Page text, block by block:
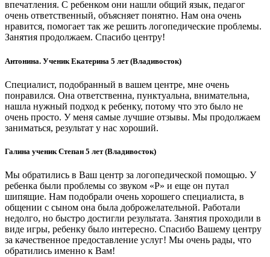
впечатления. С ребенком они нашли общий язык, педагог
очень ответственный, объясняет понятно. Нам она очень
нравится, помогает так же решить логопедические проблемы.
Занятия продолжаем. Спасибо центру!
Антонина. Ученик Екатерина 5 лет (Владивосток)
Специалист, подобранный в вашем центре, мне очень
понравился. Она ответственна, пунктуальна, внимательна,
нашла нужный подход к ребенку, потому что это было не
очень просто. У меня самые лучшие отзывы. Мы продолжаем
заниматься, результат у нас хороший.
Галина ученик Степан 5 лет (Владивосток)
Мы обратились в Ваш центр за логопедической помощью. У
ребенка были проблемы со звуком «Р» и еще он путал
шипящие. Нам подобрали очень хорошего специалиста, в
общении с сыном она была доброжелательной. Работали
недолго, но быстро достигли результата. Занятия проходили в
виде игры, ребенку было интересно. Спасибо Вашему центру
за качественное предоставление услуг! Мы очень рады, что
обратились именно к Вам!